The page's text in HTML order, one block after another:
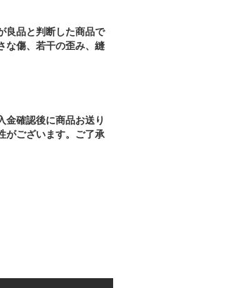
良品と判断した商品で
な傷、若干の歪み、縫
金確認後に商品お送り
がございます。ご了承